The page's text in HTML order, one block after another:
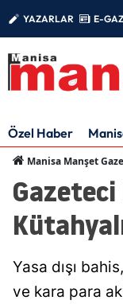
YAZARLAR E-
Özel Haber
Manisa Manşet
Yasa dışı
ve kara para